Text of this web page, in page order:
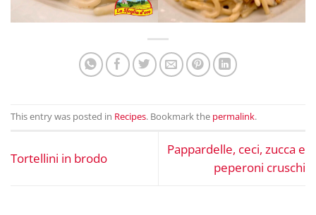
This entry was posted in Recipes. Bookmark the permalink.
Tortellini in brodo
Pappardelle, ceci, zucca e
peperoni cruschi